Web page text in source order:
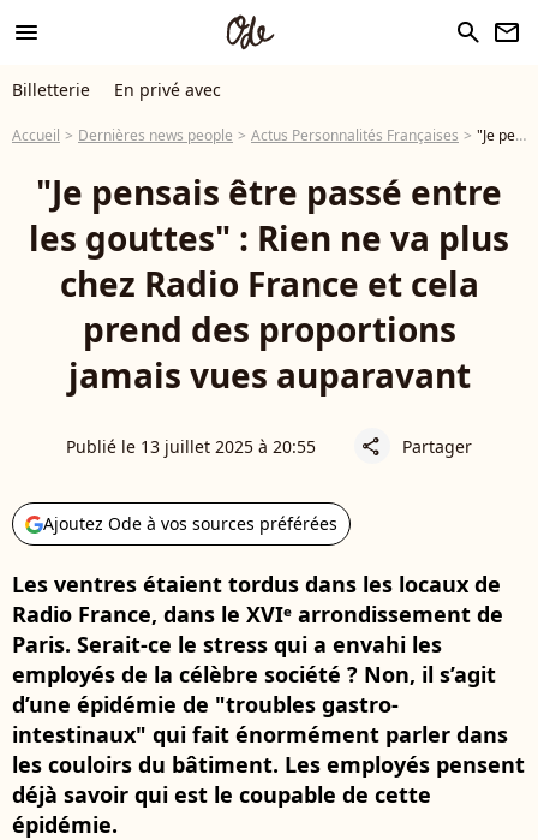
menu search newsletter
Billetterie En privé avec
Accueil Dernières news people Actus Personnalités Françaises "Je pensais être passé entre les gouttes" : Rien ne va plus chez Radio France et cela prend des proportions jamais vues auparavant
"Je pensais être passé entre
les gouttes" : Rien ne va plus
chez Radio France et cela
prend des proportions
jamais vues auparavant
Publié le 13 juillet 2025 à 20:55 share Partager
Ajoutez Ode à vos sources préférées
Les ventres étaient tordus dans les locaux de
Radio France, dans le XVIᵉ arrondissement de
Paris. Serait-ce le stress qui a envahi les
employés de la célèbre société ? Non, il s’agit
d’une épidémie de "troubles gastro-
intestinaux" qui fait énormément parler dans
les couloirs du bâtiment. Les employés pensent
déjà savoir qui est le coupable de cette
épidémie.